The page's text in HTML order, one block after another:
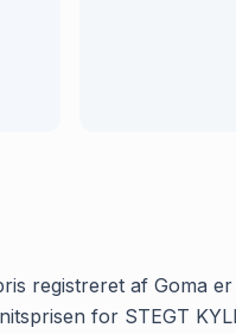
registreret af Goma
for STEGT